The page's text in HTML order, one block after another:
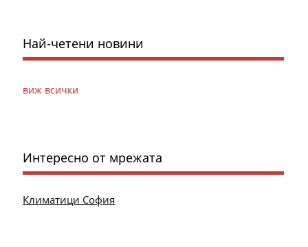
Най-четени новини
виж всички
Интересно от мрежата
Климатици София